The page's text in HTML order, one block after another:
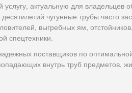
актуальную для
чугунные трубы часто
выгребных ям,
спецтехники.
поставщиков по
внутрь труб предметов,